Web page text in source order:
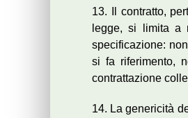
13. Il contratto,
legge, si limita a
specificazione:
si fa riferimento,
contrattazione
14. La genericità